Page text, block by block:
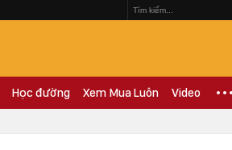
Học đường Xem Mua Luôn Video